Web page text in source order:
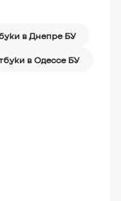
в Днепре БУ
в Одессе БУ